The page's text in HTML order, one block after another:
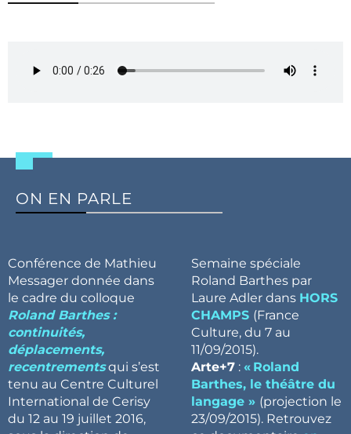
ON EN PARLE
Conférence de Mathieu
Messager donnée dans
le cadre du colloque
Roland Barthes :
continuités,
déplacements,
recentrements qui s’est
tenu au Centre Culturel
International de Cerisy
du 12 au 19 juillet 2016,
Semaine spéciale
Roland Barthes par
Laure Adler dans HORS
CHAMPS (France
Culture, du 7 au
11/09/2015).
Arte+7 : « Roland
Barthes, le théâtre du
langage » (projection le
23/09/2015). Retrouvez